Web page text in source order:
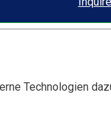
Technologien